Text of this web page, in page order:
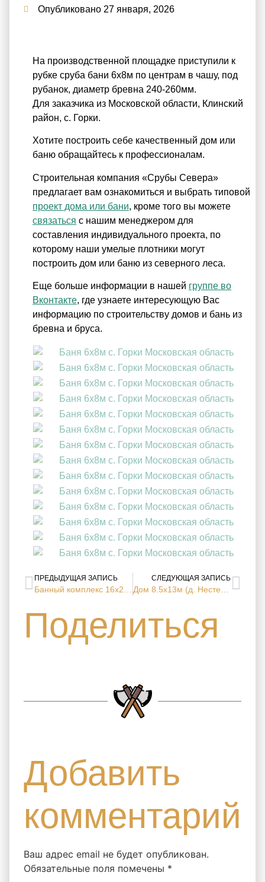
Опубликовано 27 января, 2026
На производственной площадке приступили к
рубке сруба бани 6х8м по центрам в чашу, под
рубанок, диаметр бревна 240-260мм.
Для заказчика из Московской области, Клинский
район, с. Горки.
Хотите построить себе качественный дом или
баню обращайтесь к профессионалам.
Строительная компания «Срубы Севера»
предлагает вам ознакомиться и выбрать типовой
проект дома или бани, кроме того вы можете
связаться с нашим менеджером для
составления индивидуального проекта, по
которому наши умелые плотники могут
построить дом или баню из северного леса.
Еще больше информации в нашей группе во
Вконтакте, где узнаете интересующую Вас
информацию по строительству домов и бань из
бревна и бруса.
ПРЕДЫДУЩАЯ ЗАПИСЬ СЛЕДУЮЩАЯ ЗАПИСЬ
Поделиться
Добавить
комментарий
Ваш адрес email не будет опубликован.
Обязательные поля помечены *